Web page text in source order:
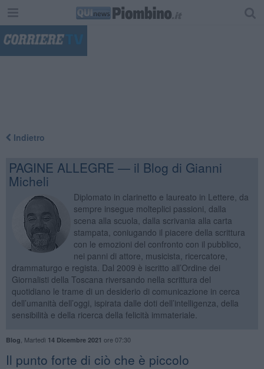
Indietro
PAGINE ALLEGRE — il Blog di Gianni
Micheli
Diplomato in clarinetto e laureato in Lettere, da
sempre insegue molteplici passioni, dalla
scena alla scuola, dalla scrivania alla carta
stampata, coniugando il piacere della scrittura
con le emozioni del confronto con il pubblico,
nei panni di attore, musicista, ricercatore,
drammaturgo e regista. Dal 2009 è iscritto all’Ordine dei
Giornalisti della Toscana riversando nella scrittura del
quotidiano le trame di un desiderio di comunicazione in cerca
dell’umanità dell’oggi, ispirata dalle doti dell’intelligenza, della
sensibilità e della ricerca della felicità immateriale.
Blog Martedì 14 Dicembre 2021 ore 07:30
​Il punto forte di ciò che è piccolo